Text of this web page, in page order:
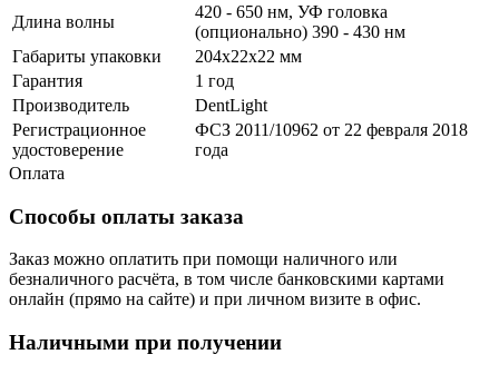
Длина волны
420 - 650 нм, УФ головка
(опционально) 390 - 430 нм
Габариты упаковки
204x22x22 мм
Гарантия
1 год
Производитель
DentLight
Регистрационное
удостоверение
ФСЗ 2011/10962 от 22 февраля 2018
года
Оплата
Способы оплаты заказа
Заказ можно оплатить при помощи наличного или
безналичного расчёта, в том числе банковскими картами
онлайн (прямо на сайте) и при личном визите в офис.
Наличными при получении